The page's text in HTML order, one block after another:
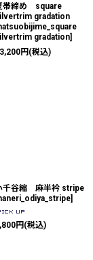
帯締め square
gradation
gradation]
円 (税込)
千谷縮 麻半衿 stripe
]
円 (税込)